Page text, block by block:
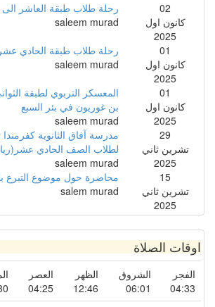
02
كانون اول
2025
رحلة طلاب طبقة العاشر الى
saleem murad
01
كانون اول
2025
رحلة طلاب طبقة الحادي
saleem murad
01
كانون اول
2025
المعسكر التربوي لطبقة
بن غوريون في بئر السبع
saleem murad
29
تشرين ثاني
2025
مدرسة آفاق الثانوية كفرمندا
لطلاب الصف الحادي
saleem murad
15
تشرين ثاني
2025
محاضرة حول موضوع التبرع
salem murad
اوقات الصلاة
الفجر
04:33
الشروق
06:01
الظهر
12:46
العصر
04:25